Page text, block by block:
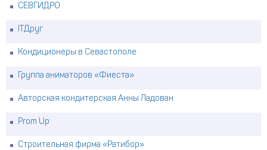
СЕВГИДРО
ITДруг
Кондиционеры в Севастополе
Группа аниматоров «Фиеста»
Авторская кондитерская Анны Ладован
Prom Up
Строительная фирма «Ратибор»